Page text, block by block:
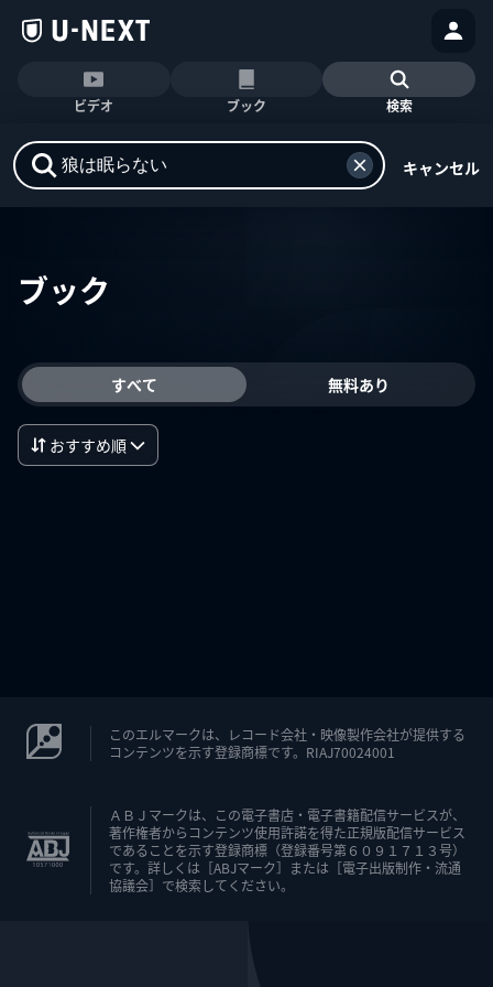
ビデオ ブック 検索
キャンセル
ブック
すべて 無料あり
おすすめ順
このエルマークは、レコード会社・映像製作会社が提供する
コンテンツを示す登録商標です。RIAJ70024001
ＡＢＪマークは、この電子書店・電子書籍配信サービスが、
著作権者からコンテンツ使用許諾を得た正規版配信サービス
であることを示す登録商標（登録番号第６０９１７１３号）
です。詳しくは［ABJマーク］または［電子出版制作・流通
協議会］で検索してください。